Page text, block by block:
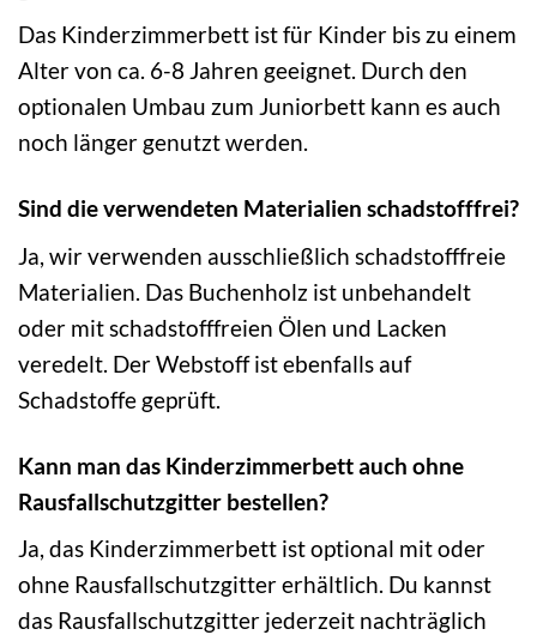
Das Kinderzimmerbett ist für Kinder bis zu einem
Alter von ca. 6-8 Jahren geeignet. Durch den
optionalen Umbau zum Juniorbett kann es auch
noch länger genutzt werden.
Sind die verwendeten Materialien schadstofffrei?
Ja, wir verwenden ausschließlich schadstofffreie
Materialien. Das Buchenholz ist unbehandelt
oder mit schadstofffreien Ölen und Lacken
veredelt. Der Webstoff ist ebenfalls auf
Schadstoffe geprüft.
Kann man das Kinderzimmerbett auch ohne
Rausfallschutzgitter bestellen?
Ja, das Kinderzimmerbett ist optional mit oder
ohne Rausfallschutzgitter erhältlich. Du kannst
das Rausfallschutzgitter jederzeit nachträglich